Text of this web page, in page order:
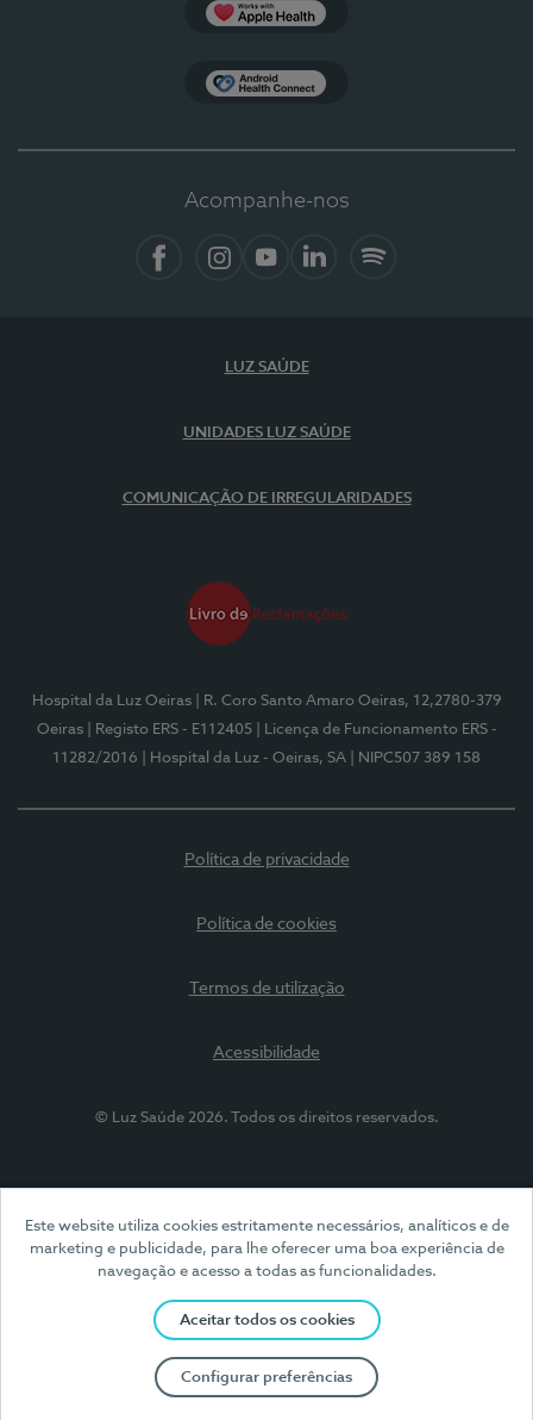
Este website utiliza cookies estritamente necessários, analíticos e de
marketing e publicidade, para lhe oferecer uma boa experiência de
navegação e acesso a todas as funcionalidades.
Aceitar todos os cookies
Configurar preferências
Acompanhe-nos
LUZ SAÚDE
UNIDADES LUZ SAÚDE
COMUNICAÇÃO DE IRREGULARIDADES
Hospital da Luz Oeiras
| R. Coro Santo Amaro Oeiras, 12,2780-379
Oeiras
| Registo ERS - E112405
| Licença de Funcionamento ERS -
11282/2016
| Hospital da Luz - Oeiras, SA | NIPC507 389 158
Política de privacidade
Política de cookies
Termos de utilização
Acessibilidade
© Luz Saúde 2026. Todos os direitos reservados.